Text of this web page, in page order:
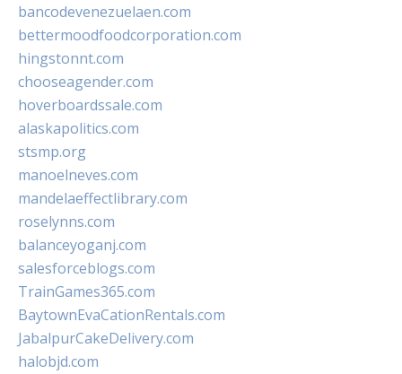
bancodevenezuelaen.com
bettermoodfoodcorporation.com
hingstonnt.com
chooseagender.com
hoverboardssale.com
alaskapolitics.com
stsmp.org
manoelneves.com
mandelaeffectlibrary.com
roselynns.com
balanceyoganj.com
salesforceblogs.com
TrainGames365.com
BaytownEvaCationRentals.com
JabalpurCakeDelivery.com
halobjd.com